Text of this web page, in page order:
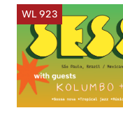
WL 923